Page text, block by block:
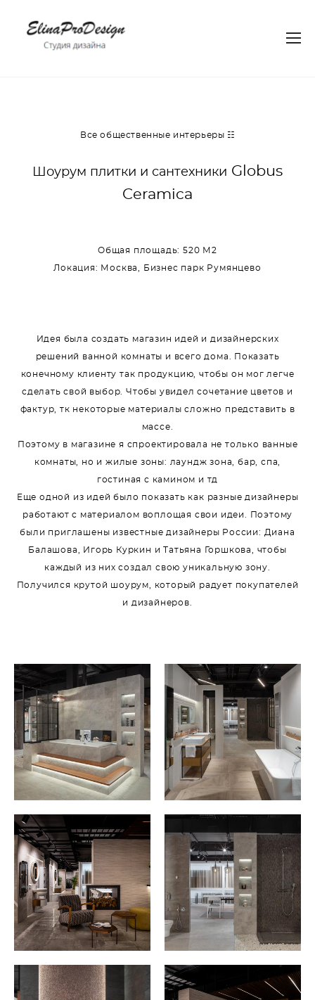
Все общественные интерьеры ☷
Шоурум плитки и сантехники Globus
Ceramica
Общая площадь: 520 М2
Локация: Москва, Бизнес парк Румянцево
Идея была создать магазин идей и дизайнерских
решений ванной комнаты и всего дома. Показать
конечному клиенту так продукцию, чтобы он мог легче
сделать свой выбор. Чтобы увидел сочетание цветов и
фактур, тк некоторые материалы сложно представить в
массе.
Поэтому в магазине я спроектировала не только ванные
комнаты, но и жилые зоны: лаундж зона, бар, спа,
гостиная с камином и тд
Еще одной из идей было показать как разные дизайнеры
работают с материалом воплощая свои идеи. Поэтому
были приглашены известные дизайнеры России: Диана
Балашова, Игорь Куркин и Татьяна Горшкова, чтобы
каждый из них создал свою уникальную зону.
Получился крутой шоурум, который радует покупателей
и дизайнеров.